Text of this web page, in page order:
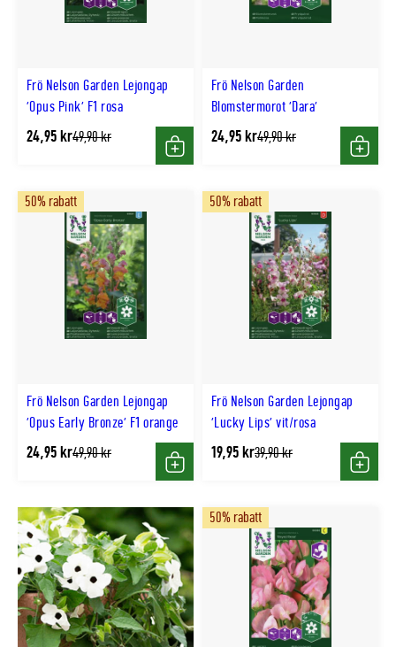
Frö Nelson Garden Lejongap
'Opus Pink' F1 rosa
24,95 krTidligere
49,90 kr
Köp
Frö Nelson Garden
Blomstermorot 'Dara'
24,95 krTidligere
49,90 kr
Köp
Frö Nelson Garden Lejongap
'Opus Early Bronze' F1 orange
50% rabatt
24,95 krTidligere
49,90 kr
Köp
Frö Nelson Garden Lejongap
'Lucky Lips' vit/rosa
50% rabatt
19,95 krTidligere
39,90 kr
Köp
50% rabatt